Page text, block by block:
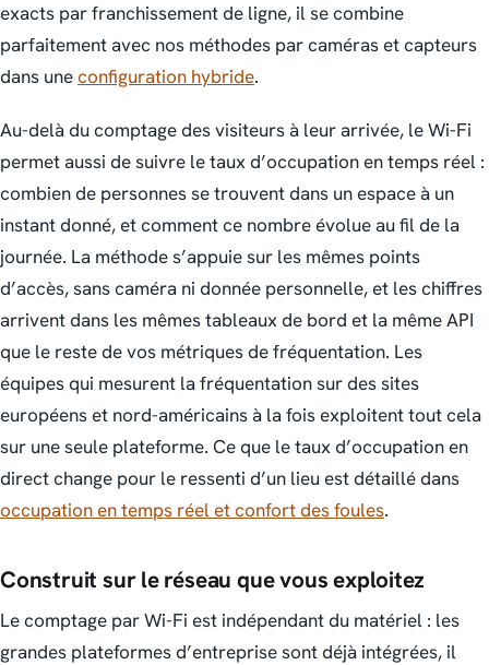
exacts par franchissement de ligne, il se combine
parfaitement avec nos méthodes par caméras et capteurs
dans uneconfiguration hybride.
Au-delà du comptage des visiteurs à leur arrivée, le Wi-Fi
permet aussi de suivre le taux d’occupation en temps réel :
combien de personnes se trouvent dans un espace à un
instant donné, et comment ce nombre évolue au fil de la
journée. La méthode s’appuie sur les mêmes points
d’accès, sans caméra ni donnée personnelle, et les chiffres
arrivent dans les mêmes tableaux de bord et la même API
que le reste de vos métriques de fréquentation. Les
équipes qui mesurent la fréquentation sur des sites
européens et nord-américains à la fois exploitent tout cela
sur une seule plateforme. Ce que le taux d’occupation en
direct change pour le ressenti d’un lieu est détaillé dans
occupation en temps réel et confort des foules.
Construit sur le réseau que vous exploitez
Le comptage par Wi-Fi est indépendant du matériel : les
grandes plateformes d’entreprise sont déjà intégrées, il